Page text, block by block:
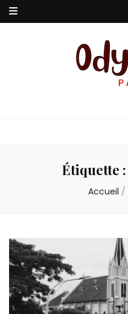
Étiquette :
Accueil /